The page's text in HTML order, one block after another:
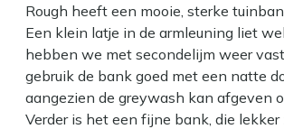
Rough heeft een mooie, sterke
Een klein latje in de armleuning liet
hebben we met secondelijm weer
gebruik de bank goed met een natte
aangezien de greywash kan afgeven
Verder is het een fijne bank, die lekker